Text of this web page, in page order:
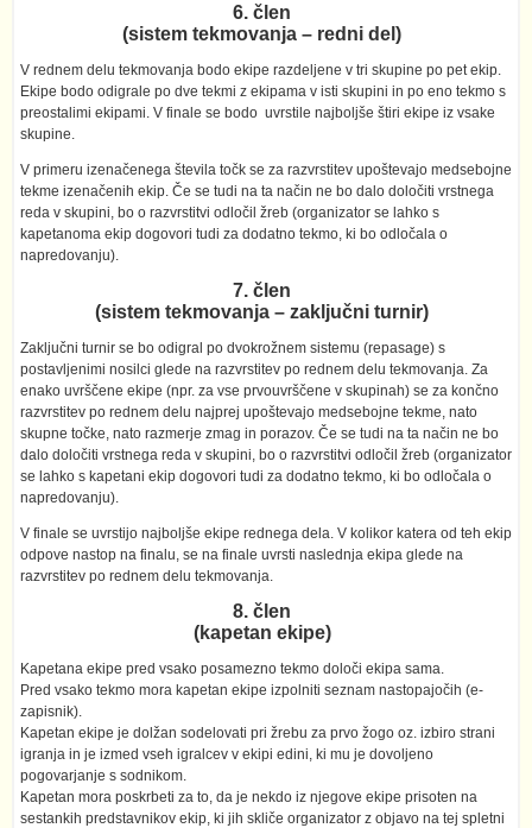
6. člen
(sistem tekmovanja – redni del)
V rednem delu tekmovanja bodo ekipe razdeljene v tri skupine po pet ekip.
Ekipe bodo odigrale po dve tekmi z ekipama v isti skupini in po eno tekmo s
preostalimi ekipami. V finale se bodo uvrstile najboljše štiri ekipe iz vsake
skupine.
V primeru izenačenega števila točk se za razvrstitev upoštevajo medsebojne
tekme izenačenih ekip. Če se tudi na ta način ne bo dalo določiti vrstnega
reda v skupini, bo o razvrstitvi odločil žreb (organizator se lahko s
kapetanoma ekip dogovori tudi za dodatno tekmo, ki bo odločala o
napredovanju).
7. člen
(sistem tekmovanja – zaključni turnir)
Zaključni turnir se bo odigral po dvokrožnem sistemu (repasage) s
postavljenimi nosilci glede na razvrstitev po rednem delu tekmovanja. Za
enako uvrščene ekipe (npr. za vse prvouvrščene v skupinah) se za končno
razvrstitev po rednem delu najprej upoštevajo medsebojne tekme, nato
skupne točke, nato razmerje zmag in porazov. Če se tudi na ta način ne bo
dalo določiti vrstnega reda v skupini, bo o razvrstitvi odločil žreb (organizator
se lahko s kapetani ekip dogovori tudi za dodatno tekmo, ki bo odločala o
napredovanju).
V finale se uvrstijo najboljše ekipe rednega dela. V kolikor katera od teh ekip
odpove nastop na finalu, se na finale uvrsti naslednja ekipa glede na
razvrstitev po rednem delu tekmovanja.
8. člen
(kapetan ekipe)
Kapetana ekipe pred vsako posamezno tekmo določi ekipa sama.
Pred vsako tekmo mora kapetan ekipe izpolniti seznam nastopajočih (e-
zapisnik).
Kapetan ekipe je dolžan sodelovati pri žrebu za prvo žogo oz. izbiro strani
igranja in je izmed vseh igralcev v ekipi edini, ki mu je dovoljeno
pogovarjanje s sodnikom.
Kapetan mora poskrbeti za to, da je nekdo iz njegove ekipe prisoten na
sestankih predstavnikov ekip, ki jih skliče organizator z objavo na tej spletni